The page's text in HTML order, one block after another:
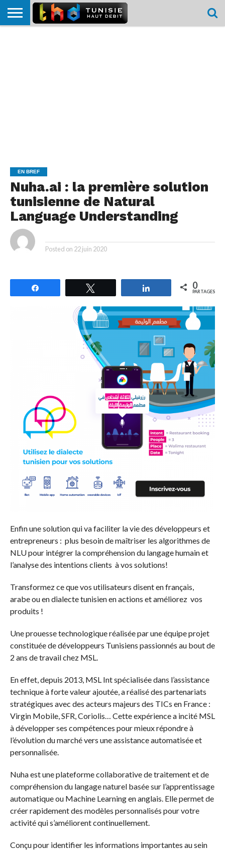
EN BREF
Nuha.ai : la première solution
tunisienne de Natural
Language Understanding
Posted on 22 juin 2020
Partagez 0
PARTAGES
Enfin une solution qui va faciliter la vie des développeurs et
entrepreneurs : plus besoin de maîtriser les algorithmes de
NLU pour intégrer la compréhension du langage humain et
l’analyse des intentions clients à vos solutions!
Transformez ce que vos utilisateurs disent en français,
arabe ou en dialecte tunisien en actions et améliorez vos
produits !
Une prouesse technologique réalisée par une équipe projet
constituée de développeurs Tunisiens passionnés au bout de
2 ans de travail chez MSL.
En effet, depuis 2013, MSL Int spécialisée dans l’assistance
technique à forte valeur ajoutée, a réalisé des partenariats
stratégiques avec des acteurs majeurs des TICs en France :
Virgin Mobile, SFR, Coriolis… Cette expérience a incité MSL
à développer ses compétences pour mieux répondre à
l’évolution du marché vers une assistance automatisée et
personnalisée.
Nuha est une plateforme collaborative de traitement et de
compréhension du langage naturel basée sur l’apprentissage
automatique ou Machine Learning en anglais. Elle permet de
créer rapidement des modèles personnalisés pour votre
activité qui s’améliorent continuellement.
Conçu pour identifier les informations importantes au sein